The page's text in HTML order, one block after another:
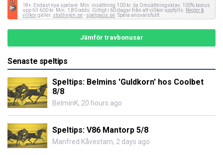
18+. Endast nya spelare. Min. insättning 100 kr. 6x Omsättningskrav. 100% bonus
upp till 600 kr. Min. 1,80 odds. Giltigt i 60 dagar från att villkor uppfylls.
Regler &
villkorgäller. stodlinjen.se- spelpaus.se . Spela ansvarsfullt.
Jämför travbonusar
Senaste speltips
Speltips: Belmins 'Guldkorn' hos Coolbet
8/8
BelminK, 20 hours ago
Speltips: V86 Mantorp 5/8
Manfred Kåvestam, 2 days ago